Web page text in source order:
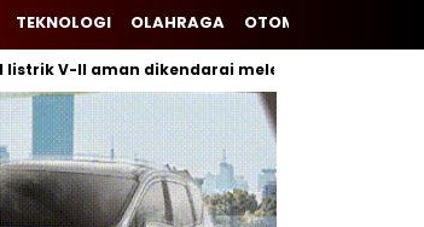
TEKNOLOGI OLAHRAGA OTOMOTIF
aman dikendarai melewati banjir